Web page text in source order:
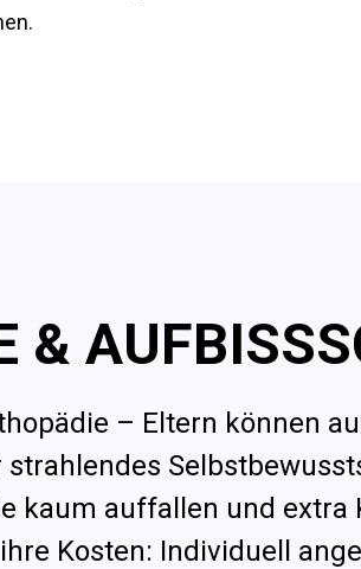
&
– Eltern können
kaum auffallen und extra
Kosten: Individuell